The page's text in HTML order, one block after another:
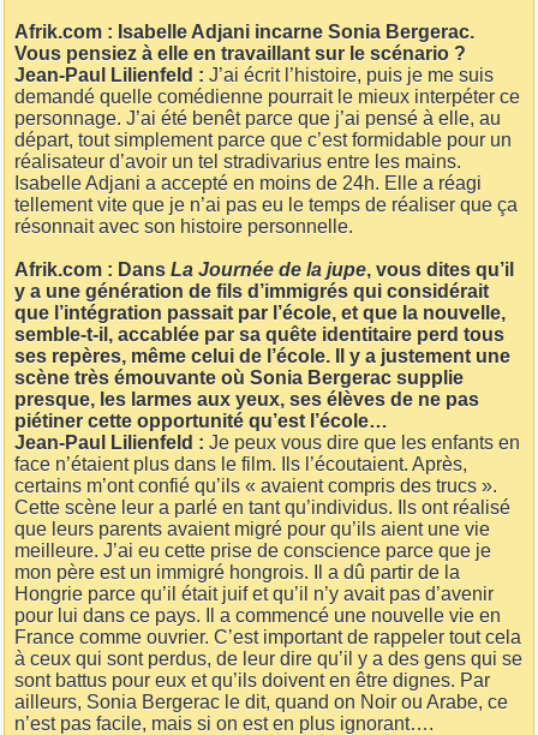
Afrik.com : Isabelle Adjani incarne Sonia Bergerac.
Vous pensiez à elle en travaillant sur le scénario ?
Jean-Paul Lilienfeld : J’ai écrit l’histoire, puis je me suis
demandé quelle comédienne pourrait le mieux interpéter ce
personnage. J’ai été benêt parce que j’ai pensé à elle, au
départ, tout simplement parce que c’est formidable pour un
réalisateur d’avoir un tel stradivarius entre les mains.
Isabelle Adjani a accepté en moins de 24h. Elle a réagi
tellement vite que je n’ai pas eu le temps de réaliser que ça
résonnait avec son histoire personnelle.
Afrik.com : Dans La Journée de la jupe, vous dites qu’il
y a une génération de fils d’immigrés qui considérait
que l’intégration passait par l’école, et que la nouvelle,
semble-t-il, accablée par sa quête identitaire perd tous
ses repères, même celui de l’école. Il y a justement une
scène très émouvante où Sonia Bergerac supplie
presque, les larmes aux yeux, ses élèves de ne pas
piétiner cette opportunité qu’est l’école…
Jean-Paul Lilienfeld : Je peux vous dire que les enfants en
face n’étaient plus dans le film. Ils l’écoutaient. Après,
certains m’ont confié qu’ils « avaient compris des trucs ».
Cette scène leur a parlé en tant qu’individus. Ils ont réalisé
que leurs parents avaient migré pour qu’ils aient une vie
meilleure. J’ai eu cette prise de conscience parce que je
mon père est un immigré hongrois. Il a dû partir de la
Hongrie parce qu’il était juif et qu’il n’y avait pas d’avenir
pour lui dans ce pays. Il a commencé une nouvelle vie en
France comme ouvrier. C’est important de rappeler tout cela
à ceux qui sont perdus, de leur dire qu’il y a des gens qui se
sont battus pour eux et qu’ils doivent en être dignes. Par
ailleurs, Sonia Bergerac le dit, quand on Noir ou Arabe, ce
n’est pas facile, mais si on est en plus ignorant….